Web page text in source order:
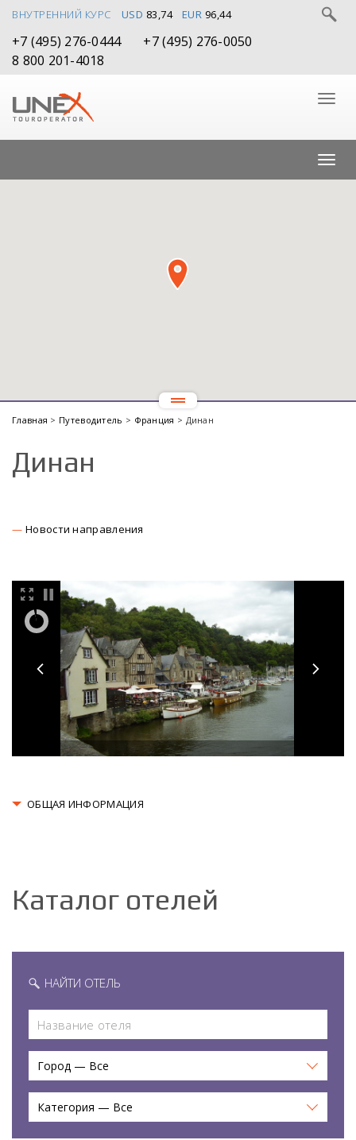
ВНУТРЕННИЙ КУРС USD 83,74 EUR 96,44
+7 (495) 276-0444
+7 (495) 276-0050
8 800 201-4018
Главная > Путеводитель > Франция > Динан
Динан
Новости направления
ОБЩАЯ ИНФОРМАЦИЯ
Каталог отелей
НАЙТИ ОТЕЛЬ
Город — Все
Категория — Все